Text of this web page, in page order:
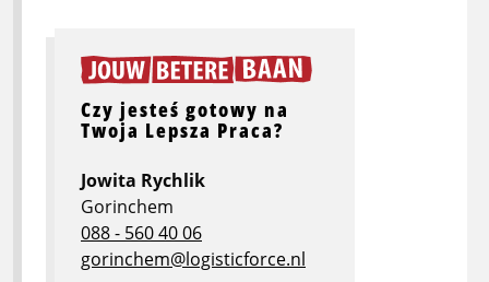
Czy jesteś gotowy na
Twoja Lepsza Praca?
Jowita Rychlik
Gorinchem
088 - 560 40 06
gorinchem@logisticforce.nl